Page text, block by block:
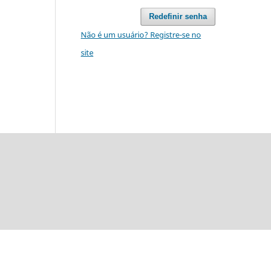
Redefinir senha
Não é um usuário? Registre-se no
site